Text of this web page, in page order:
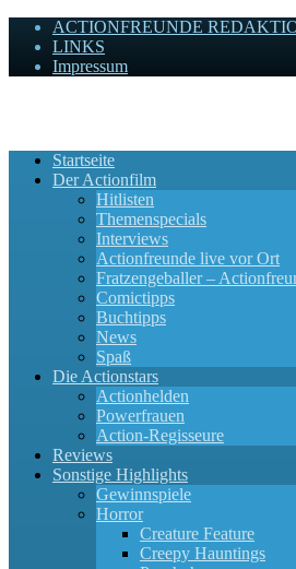
ACTIONFREUNDE
LINKS
Impressum
Startseite
Der Actionfilm
Hitlisten
Themenspecials
Interviews
Actionfreunde live vor Ort
Fratzengeballer –
Comictipps
Buchtipps
News
Spaß
Die Actionstars
Actionhelden
Powerfrauen
Action-Regisseure
Reviews
Sonstige Highlights
Gewinnspiele
Horror
Creature Feature
Creepy Hauntings